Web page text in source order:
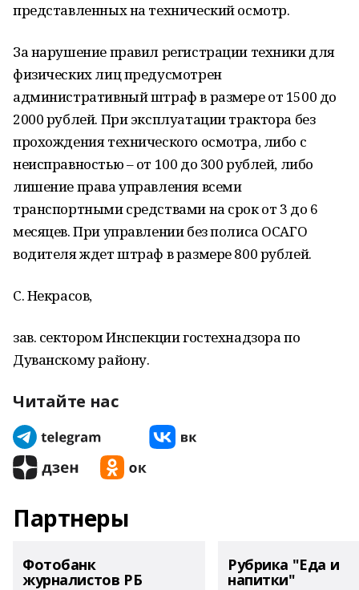
представленных на технический осмотр.
За нарушение правил регистрации техники для
физических лиц предусмотрен
административный штраф в размере от 1500 до
2000 рублей. При эксплуатации трактора без
прохождения технического осмотра, либо с
неисправностью – от 100 до 300 рублей, либо
лишение права управления всеми
транспортными средствами на срок от 3 до 6
месяцев. При управлении без полиса ОСАГО
водителя ждет штраф в размере 800 рублей.
С. Некрасов,
зав. сектором Инспекции гостехнадзора по
Дуванскому району.
Читайте нас
Партнеры
Фотобанк
журналистов РБ
Рубрика "Еда и
напитки"